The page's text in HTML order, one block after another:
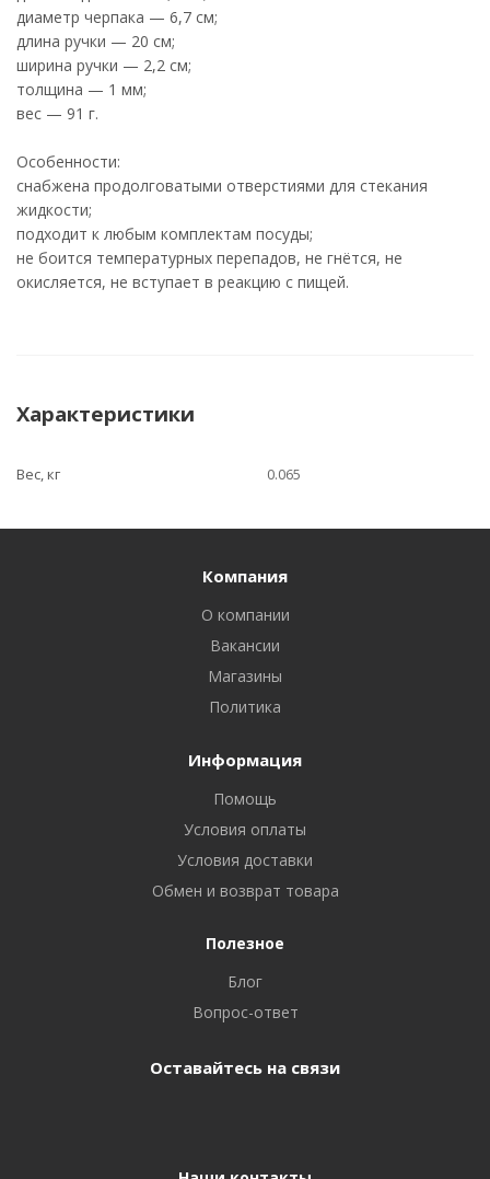
диаметр черпака — 6,7 см;
длина ручки — 20 см;
ширина ручки — 2,2 см;
толщина — 1 мм;
вес — 91 г.
Особенности:
снабжена продолговатыми отверстиями для стекания
жидкости;
подходит к любым комплектам посуды;
не боится температурных перепадов, не гнётся, не
окисляется, не вступает в реакцию с пищей.
Характеристики
Вес, кг 0.065
Компания
О компании
Вакансии
Магазины
Политика
Информация
Помощь
Условия оплаты
Условия доставки
Обмен и возврат товара
Полезное
Блог
Вопрос-ответ
Оставайтесь на связи